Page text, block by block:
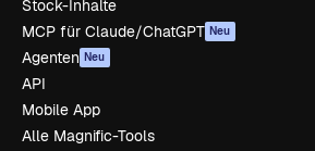
Stock-Inhalte
MCP für Claude/ChatGPT Neu
Agenten Neu
API
Mobile App
Alle Magnific-Tools